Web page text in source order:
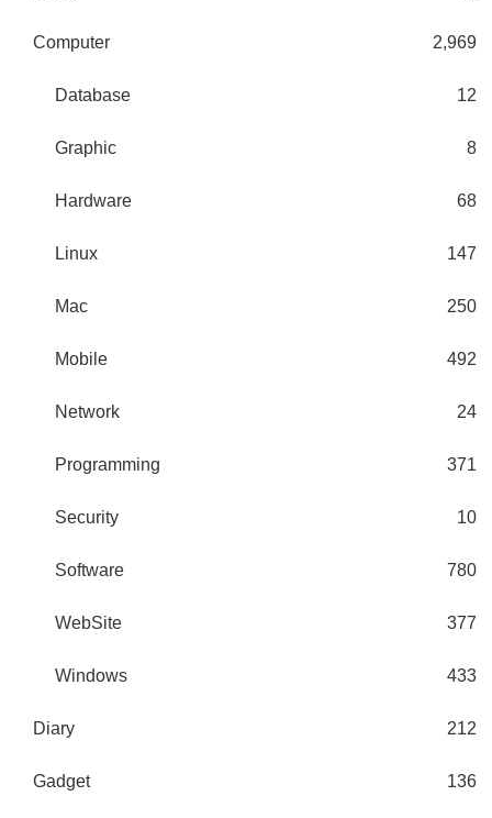
Computer 2,969
Database 12
Graphic 8
Hardware 68
Linux 147
Mac 250
Mobile 492
Network 24
Programming 371
Security 10
Software 780
WebSite 377
Windows 433
Diary 212
Gadget 136